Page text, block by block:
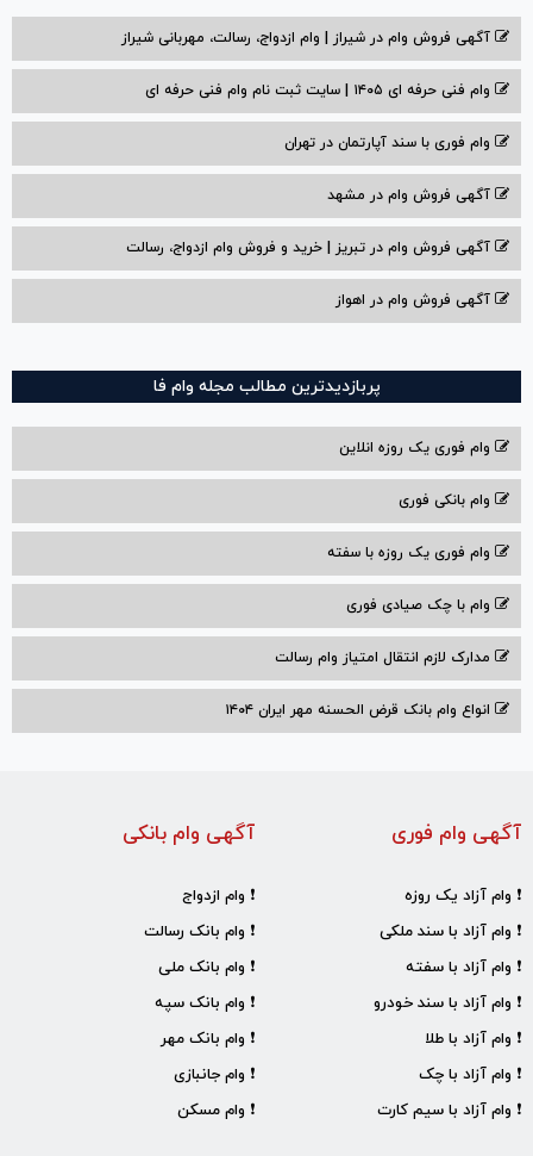
آگهی فروش وام در شیراز | وام ازدواج، رسالت، مهربانی شیراز
وام فنی حرفه ای ۱۴۰۵ | سایت ثبت نام وام فنی حرفه ای
وام فوری با سند آپارتمان در تهران
آگهی فروش وام در مشهد
آگهی فروش وام در تبریز | خرید و فروش وام ازدواج، رسالت
آگهی فروش وام در اهواز
پربازدیدترین مطالب مجله وام فا
وام فوری یک روزه انلاین
وام بانکی فوری
وام فوری یک روزه با سفته
وام با‌ چک صیادی‌ فوری
مدارک لازم انتقال امتیاز وام رسالت
انواع وام بانک قرض الحسنه مهر ایران ۱۴۰۴
آگهی وام بانکی
❗ وام ازدواج
❗ وام بانک رسالت
❗ وام بانک ملی
❗ وام بانک سپه
❗ وام بانک مهر
❗ وام جانبازی
❗ وام مسکن
آگهی وام فوری
❗ وام آزاد یک روزه
❗ وام آزاد با سند ملکی
❗ وام آزاد با سفته
❗ وام آزاد با سند خودرو
❗ وام آزاد با طلا
❗ وام آزاد با چک
❗ وام آزاد با سیم کارت